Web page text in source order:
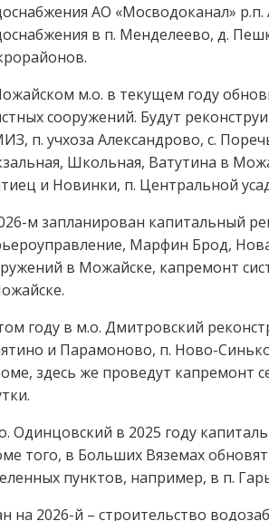
АО «Мосводоканал»
в п. Менделеево, д.
м.о. в текущем году
сооружений. Будут
п. учхоза Александрово, с.
Школьная, Ватутина в
и Новинки, п. Центральной
м запланирован капитальный
Марфин Брод,
в Можайске, капремонт
году в м.о. Дмитровский
и Парамоново, п. Ново-
здесь же проведут капремонт
Одинцовский в 2025 году
того, в Больших Вяземах
пунктов, например, в п.
на 2026-й – строительство